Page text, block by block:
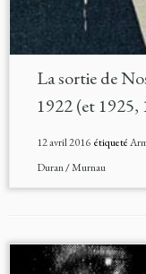
La sortie de
1922 (et 1925,
12 avril 2016étiqueté
Duran/Murnau